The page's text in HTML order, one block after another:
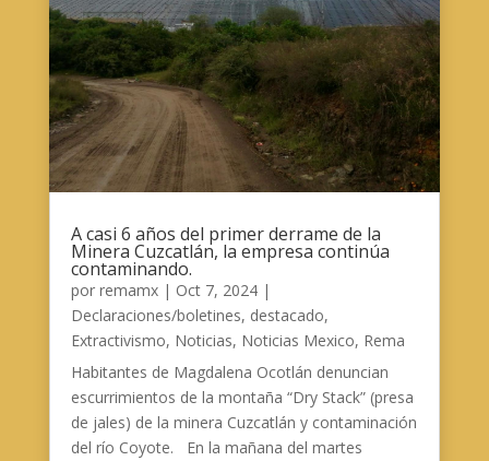
A casi 6 años del primer derrame de la
Minera Cuzcatlán, la empresa continúa
contaminando.
por remamx| Oct 7, 2024|
Declaraciones/boletines, destacado,
Extractivismo, Noticias, Noticias Mexico, Rema
Habitantes de Magdalena Ocotlán denuncian
escurrimientos de la montaña “Dry Stack” (presa
de jales) de la minera Cuzcatlán y contaminación
del río Coyote. En la mañana del martes